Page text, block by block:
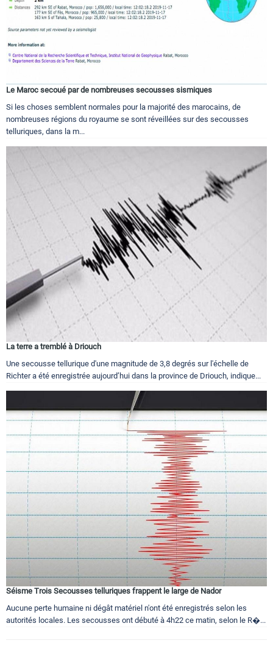
Le Maroc secoué par de nombreuses secousses sismiques
Si les choses semblent normales pour la majorité des marocains, de
nombreuses régions du royaume se sont réveillées sur des secousses
telluriques, dans la m...
La terre a tremblé à Driouch
Une secousse tellurique d'une magnitude de 3,8 degrés sur l'échelle de
Richter a été enregistrée aujourd’hui dans la province de Driouch, indique...
Séisme Trois Secousses telluriques frappent le large de Nador
Aucune perte humaine ni dégât matériel n'ont été enregistrés selon les
autorités locales. Les secousses ont débuté à 4h22 ce matin, selon le R�...